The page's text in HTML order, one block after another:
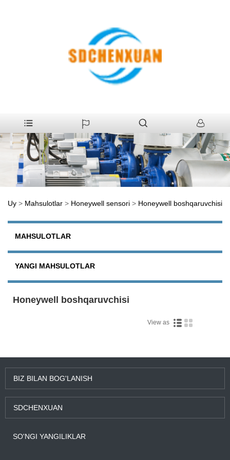
Uy > Mahsulotlar > Honeywell sensori > Honeywell boshqaruvchisi
MAHSULOTLAR
YANGI MAHSULOTLAR
Honeywell boshqaruvchisi
View as
BIZ BILAN BOG'LANISH
SDCHENXUAN
SO'NGI YANGILIKLAR